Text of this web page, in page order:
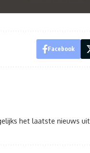
Facebook
het laatste nieuws